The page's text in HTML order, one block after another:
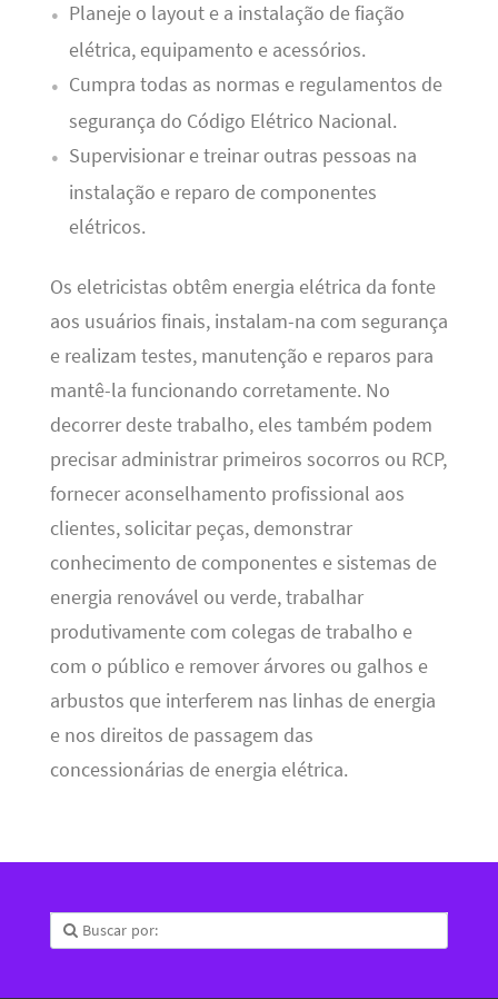
Planeje o layout e a instalação de fiação
elétrica, equipamento e acessórios.
Cumpra todas as normas e regulamentos de
segurança do Código Elétrico Nacional.
Supervisionar e treinar outras pessoas na
instalação e reparo de componentes
elétricos.
Os eletricistas obtêm energia elétrica da fonte
aos usuários finais, instalam-na com segurança
e realizam testes, manutenção e reparos para
mantê-la funcionando corretamente. No
decorrer deste trabalho, eles também podem
precisar administrar primeiros socorros ou RCP,
fornecer aconselhamento profissional aos
clientes, solicitar peças, demonstrar
conhecimento de componentes e sistemas de
energia renovável ou verde, trabalhar
produtivamente com colegas de trabalho e
com o público e remover árvores ou galhos e
arbustos que interferem nas linhas de energia
e nos direitos de passagem das
concessionárias de energia elétrica.